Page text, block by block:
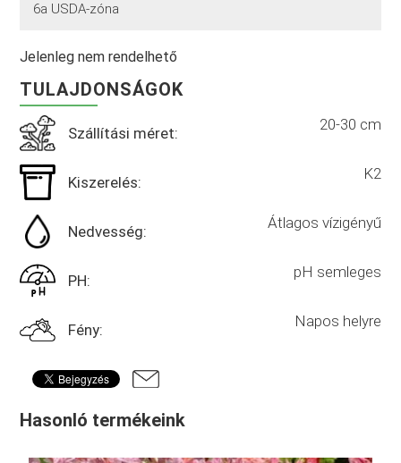
6a USDA-zóna
Jelenleg nem rendelhető
TULAJDONSÁGOK
Szállítási méret: 20-30 cm
Kiszerelés: K2
Nedvesség: Átlagos vízigényű
PH: pH semleges
Fény: Napos helyre
Hasonló termékeink